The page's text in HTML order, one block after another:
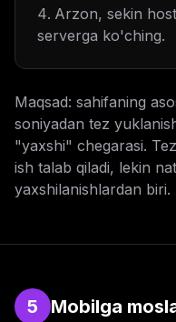
Arzon, sekin
serverga ko'ching.
Maqsad: sahifaning
soniyadan tez
"yaxshi" chegarasi.
ish talab qiladi, lekin
yaxshilanishlardan biri.
5 Mobilga